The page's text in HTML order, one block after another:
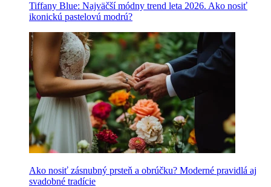
Tiffany Blue: Najväčší módny trend leta 2026. Ako nosiť
ikonickú pastelovú modrú?
Ako nosiť zásnubný prsteň a obrúčku? Moderné pravidlá aj
svadobné tradície